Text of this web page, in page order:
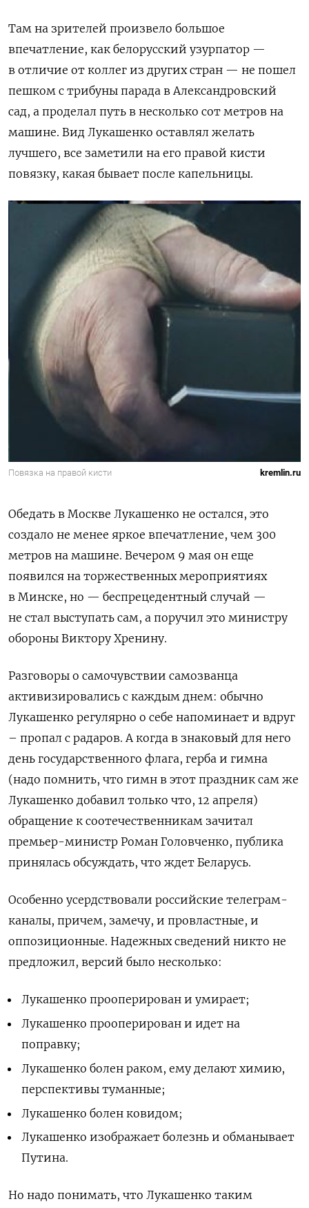
Там на зрителей произвело большое
впечатление, как белорусский узурпатор —
в отличие от коллег из других стран — не пошел
пешком с трибуны парада в Александровский
сад, а проделал путь в несколько сот метров на
машине. Вид Лукашенко оставлял желать
лучшего, все заметили на его правой кисти
повязку, какая бывает после капельницы.
Повязка на правой кисти kremlin.ru
Обедать в Москве Лукашенко не остался, это
создало не менее яркое впечатление, чем 300
метров на машине. Вечером 9 мая он еще
появился на торжественных мероприятиях
в Минске, но — беспрецедентный случай —
не стал выступать сам, а поручил это министру
обороны Виктору Хренину.
Разговоры о самочувствии самозванца
активизировались с каждым днем: обычно
Лукашенко регулярно о себе напоминает и вдруг
– пропал с радаров. А когда в знаковый для него
день государственного флага, герба и гимна
(надо помнить, что гимн в этот праздник сам же
Лукашенко добавил только что, 12 апреля)
обращение к соотечественникам зачитал
премьер-министр Роман Головченко, публика
принялась обсуждать, что ждет Беларусь.
Особенно усердствовали российские телеграм-
каналы, причем, замечу, и провластные, и
оппозиционные. Надежных сведений никто не
предложил, версий было несколько:
Лукашенко прооперирован и умирает;
Лукашенко прооперирован и идет на
поправку;
Лукашенко болен раком, ему делают химию,
перспективы туманные;
Лукашенко болен ковидом;
Лукашенко изображает болезнь и обманывает
Путина.
Но надо понимать, что Лукашенко таким